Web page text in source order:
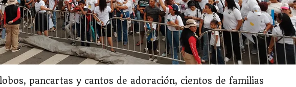
pancartas y cantos de adoración, cientos de familias